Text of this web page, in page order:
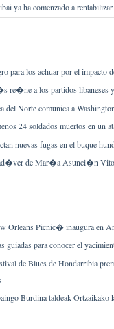
ya ha comenzado a
para los achuar por el impacto
re�ne a los partidos libaneses
del Norte comunica a
24 soldados muertos en un
nuevas fugas en el buque
de Mar�a Asunci�n
Orleans Picnic� inaugura en
guiadas para conocer el
de Blues de Hondarribia
Burdina taldeak